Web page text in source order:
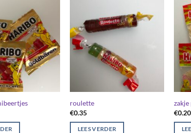
roulette
€0.35
LEES VERDER
€0.20